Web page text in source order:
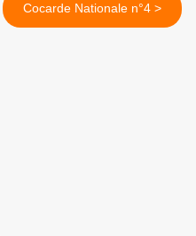
Cocarde Nationale n°4 >